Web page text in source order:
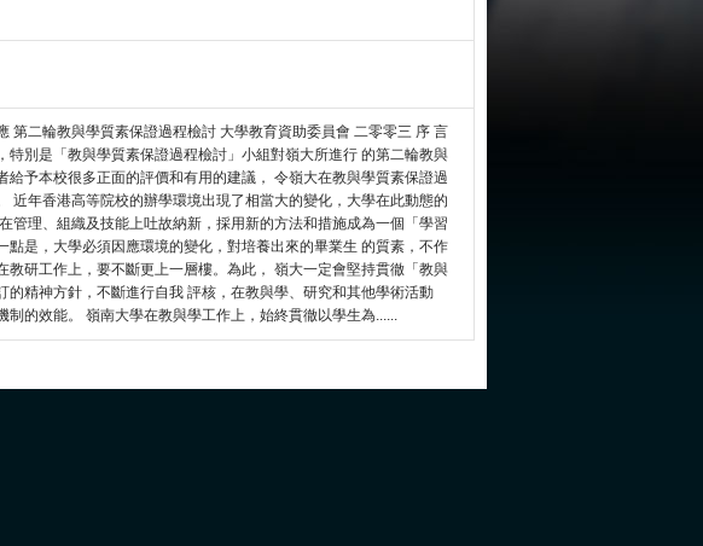
第二輪教與學質素保證過程檢討 大學教育資助委員會 二零零三 序 言
特別是「教與學質素保證過程檢討」小組對嶺大所進行 的第二輪教與
給予本校很多正面的評價和有用的建議， 令嶺大在教與學質素保證過
近年香港高等院校的辦學環境出現了相當大的變化，大學在此動態的
管理、組織及技能上吐故納新，採用新的方法和措施成為一個「學習
點是，大學必須因應環境的變化，對培養出來的畢業生 的質素，不作
教研工作上，要不斷更上一層樓。為此， 嶺大一定會堅持貫徹「教與
的精神方針，不斷進行自我 評核，在教與學、研究和其他學術活動
制的效能。 嶺南大學在教與學工作上，始終貫徹以學生為......